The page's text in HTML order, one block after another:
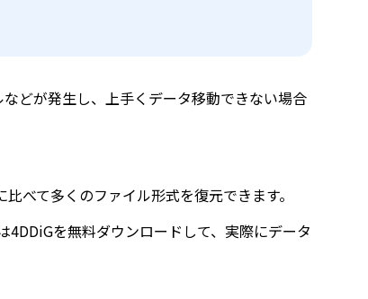
どが発生し、上手くデータ移動できない場合
べて多くのファイル形式を復元できます。
を無料ダウンロードして、実際にデータ